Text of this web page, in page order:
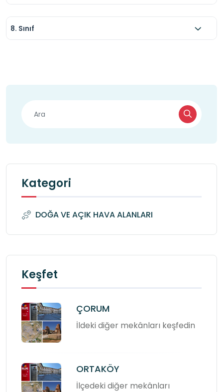
8. Sınıf
Kategori
DOĞA VE AÇIK HAVA ALANLARI
Keşfet
ÇORUM
İldeki diğer mekânları keşfedin
ORTAKÖY
İlçedeki diğer mekânları